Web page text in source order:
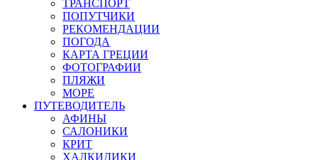
ТРАНСПОРТ
ПОПУТЧИКИ
РЕКОМЕНДАЦИИ
ПОГОДА
КАРТА ГРЕЦИИ
ФОТОГРАФИИ
ПЛЯЖИ
МОРЕ
ПУТЕВОДИТЕЛЬ
АФИНЫ
САЛОНИКИ
КРИТ
ХАЛКИДИКИ